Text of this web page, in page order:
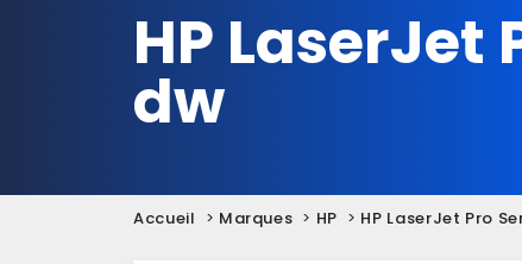
HP LaserJet
dw
Accueil Marques HP HP LaserJet Pro